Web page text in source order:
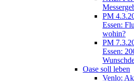
PM
Essen:
wohin?
PM
Essen:
Oase soll leben
Venlo: